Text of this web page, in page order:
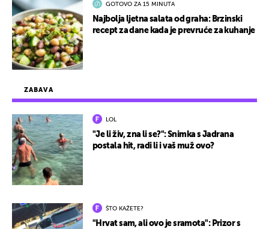
ZABAVA
LOL
"Je li živ, zna li se?": Snimka s Jadrana
postala hit, radi li i vaš muž ovo?
ŠTO KAŽETE?
"Hrvat sam, ali ovo je sramota": Prizor s
GOTOVO ZA 15 MINUTA
Najbolja ljetna salata od graha: Brzinski
recept za dane kada je prevruće za kuhanje